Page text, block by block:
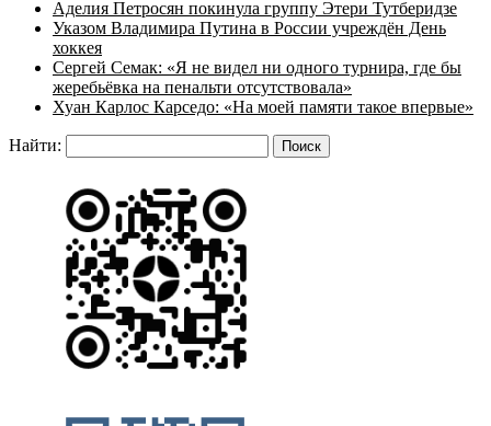
Аделия Петросян покинула группу Этери Тутберидзе
Указом Владимира Путина в России учреждён День
хоккея
Сергей Семак: «Я не видел ни одного турнира, где бы
жеребьёвка на пенальти отсутствовала»
Хуан Карлос Карседо: «На моей памяти такое впервые»
Найти: